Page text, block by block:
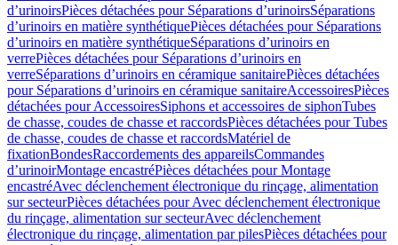
d’urinoirsPièces détachées pour Séparations d’urinoirsSéparations
d’urinoirs en matière synthétiquePièces détachées pour Séparations
d’urinoirs en matière synthétiqueSéparations d’urinoirs en
verrePièces détachées pour Séparations d’urinoirs en
verreSéparations d’urinoirs en céramique sanitairePièces détachées
pour Séparations d’urinoirs en céramique sanitaireAccessoiresPièces
détachées pour AccessoiresSiphons et accessoires de siphonTubes
de chasse, coudes de chasse et raccordsPièces détachées pour Tubes
de chasse, coudes de chasse et raccordsMatériel de
fixationBondesRaccordements des appareilsCommandes
dʼurinoirMontage encastréPièces détachées pour Montage
encastréAvec déclenchement électronique du rinçage, alimentation
sur secteurPièces détachées pour Avec déclenchement électronique
du rinçage, alimentation sur secteurAvec déclenchement
électronique du rinçage, alimentation par pilesPièces détachées pour